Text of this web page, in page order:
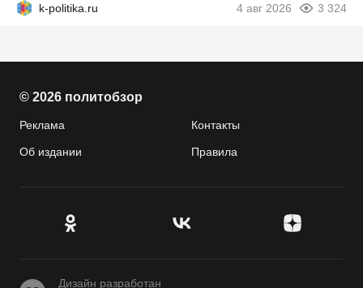
k-politika.ru 4 авг 2026 3 324
© 2026 политобзор
Реклама Контакты
Об издании Правила